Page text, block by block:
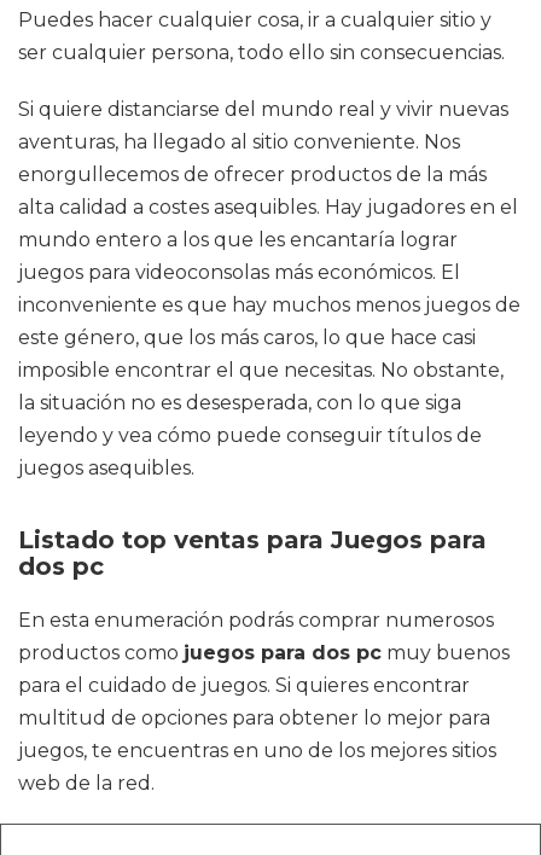
Puedes hacer cualquier cosa, ir a cualquier sitio y
ser cualquier persona, todo ello sin consecuencias.
Si quiere distanciarse del mundo real y vivir nuevas
aventuras, ha llegado al sitio conveniente. Nos
enorgullecemos de ofrecer productos de la más
alta calidad a costes asequibles. Hay jugadores en el
mundo entero a los que les encantaría lograr
juegos para videoconsolas más económicos. El
inconveniente es que hay muchos menos juegos de
este género, que los más caros, lo que hace casi
imposible encontrar el que necesitas. No obstante,
la situación no es desesperada, con lo que siga
leyendo y vea cómo puede conseguir títulos de
juegos asequibles.
Listado top ventas para Juegos para
dos pc
En esta enumeración podrás comprar numerosos
productos como juegos para dos pc muy buenos
para el cuidado de juegos. Si quieres encontrar
multitud de opciones para obtener lo mejor para
juegos, te encuentras en uno de los mejores sitios
web de la red.